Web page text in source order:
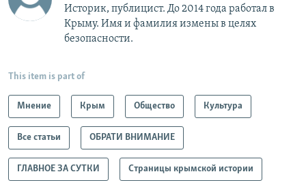
Историк, публицист. До 2014 года работал в
Крыму. Имя и фамилия измены в целях
безопасности.
This item is part of
Мнение Крым Общество Культура
Все статьи ОБРАТИ ВНИМАНИЕ
ГЛАВНОЕ ЗА СУТКИ Страницы крымской истории